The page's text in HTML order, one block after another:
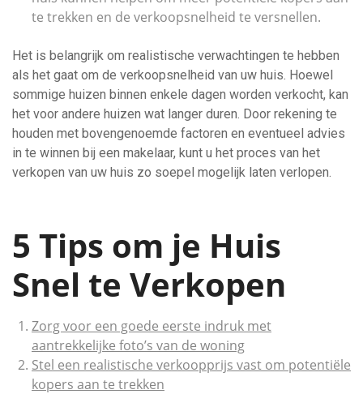
te trekken en de verkoopsnelheid te versnellen.
Het is belangrijk om realistische verwachtingen te hebben
als het gaat om de verkoopsnelheid van uw huis. Hoewel
sommige huizen binnen enkele dagen worden verkocht, kan
het voor andere huizen wat langer duren. Door rekening te
houden met bovengenoemde factoren en eventueel advies
in te winnen bij een makelaar, kunt u het proces van het
verkopen van uw huis zo soepel mogelijk laten verlopen.
5 Tips om je Huis
Snel te Verkopen
Zorg voor een goede eerste indruk met
aantrekkelijke foto’s van de woning
Stel een realistische verkoopprijs vast om potentiële
kopers aan te trekken